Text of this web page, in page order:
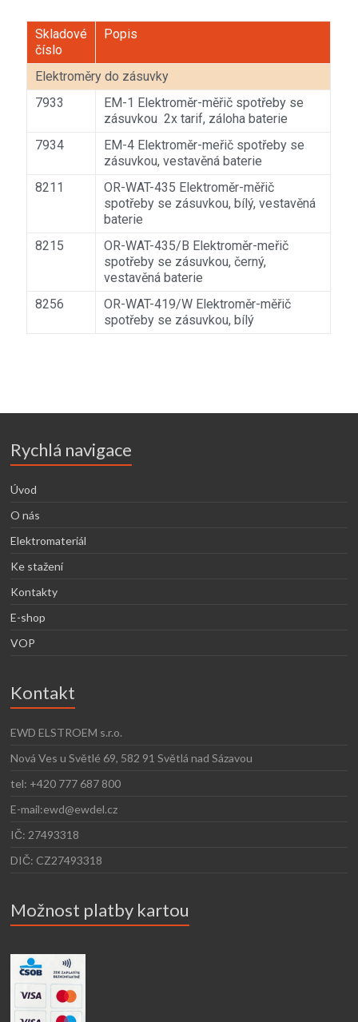
Skladové
číslo
Popis
Elektroměry do zásuvky
7933
EM-1 Elektroměr-měřič spotřeby se
zásuvkou 2x tarif, záloha baterie
7934
EM-4 Elektroměr-meřič spotřeby se
zásuvkou, vestavěná baterie
8211
OR-WAT-435 Elektroměr-měřič
spotřeby se zásuvkou, bílý, vestavěná
baterie
8215
OR-WAT-435/B Elektroměr-meřič
spotřeby se zásuvkou, černý,
vestavěná baterie
8256
OR-WAT-419/W Elektroměr-měřič
spotřeby se zásuvkou, bílý
Rychlá navigace
Úvod
O nás
Elektromateriál
Ke stažení
Kontakty
E-shop
VOP
Kontakt
EWD ELSTROEM s.r.o.
Nová Ves u Světlé 69, 582 91 Světlá nad Sázavou
tel: +420 777 687 800
E-mail:ewd@ewdel.cz
IČ: 27493318
DIČ: CZ27493318
Možnost platby kartou